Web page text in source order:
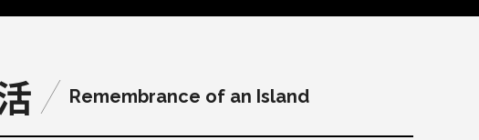
Remembrance of an Island